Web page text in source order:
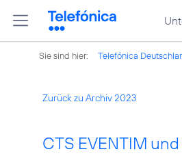
Sie sind hier: Telefónica
Zurück zu Archiv 2023
CTS EVENTIM